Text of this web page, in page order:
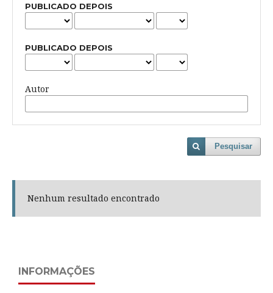
PUBLICADO DEPOIS
PUBLICADO DEPOIS
Autor
Pesquisar
Nenhum resultado encontrado
INFORMAÇÕES